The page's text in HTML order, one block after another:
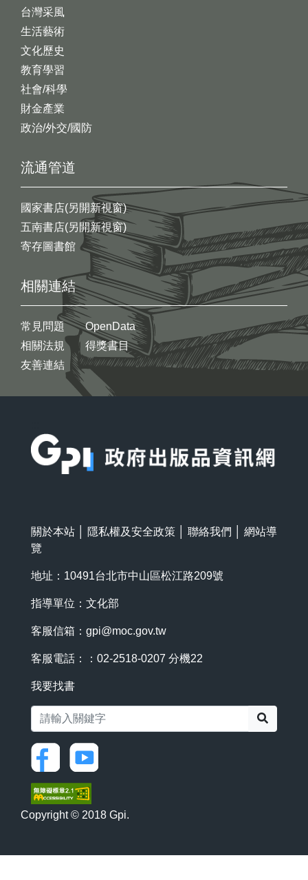
台灣采風
生活藝術
文化歷史
教育學習
社會/科學
財金產業
政治/外交/國防
流通管道
國家書店(另開新視窗)
五南書店(另開新視窗)
寄存圖書館
相關連結
常見問題
相關法規
友善連結
OpenData
得獎書目
關於本站 隱私權及安全政策 聯絡我們
網站導
覽
地址：10491台北市中山區松江路209號
指導單位：文化部
客服信箱： gpi@moc.gov.tw
客服電話：：02-2518-0207 分機22
我要找書
Copyright © 2018 Gpi.